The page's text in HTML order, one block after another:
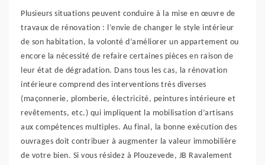
Plusieurs situations peuvent conduire à la mise en œuvre de
travaux de rénovation : l’envie de changer le style intérieur
de son habitation, la volonté d’améliorer un appartement ou
encore la nécessité de refaire certaines pièces en raison de
leur état de dégradation. Dans tous les cas, la rénovation
intérieure comprend des interventions très diverses
(maçonnerie, plomberie, électricité, peintures intérieure et
revêtements, etc.) qui impliquent la mobilisation d’artisans
aux compétences multiples. Au final, la bonne exécution des
ouvrages doit contribuer à augmenter la valeur immobilière
de votre bien. Si vous résidez à Plouzevede, JB Ravalement